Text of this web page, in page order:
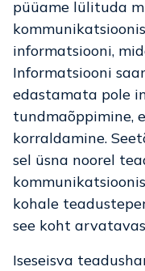
püüame lülituda
informatsiooni,
Informatsiooni
edastamata pole
tundmaõppimine,
korraldamine.
sel üsna noorel
kohale
see koht
Iseseisva